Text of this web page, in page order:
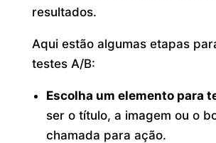
resultados.
Aqui estão algumas etapas
testes A/B:
Escolha um elemento para
ser o título, a imagem ou o
chamada para ação.